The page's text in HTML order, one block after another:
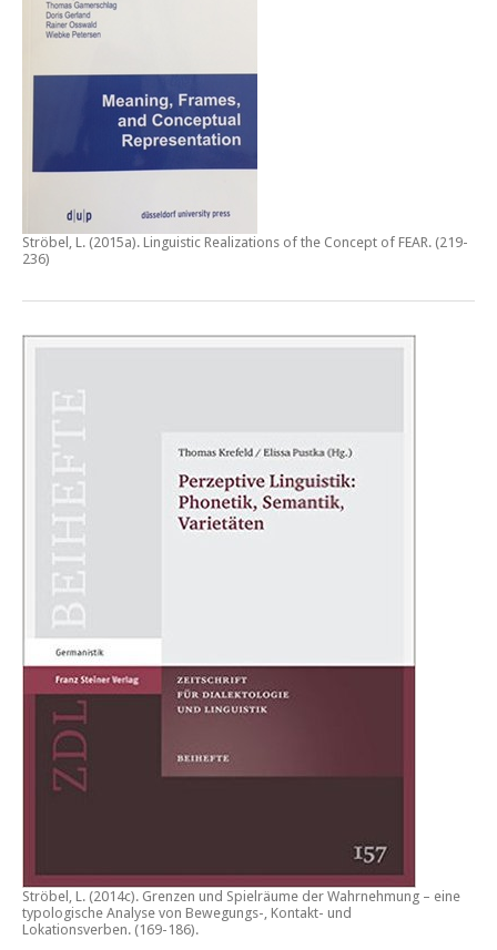
Ströbel, L. (2015a). Linguistic Realizations of the Concept of FEAR. (219-
236)
Ströbel, L. (2014c). Grenzen und Spielräume der Wahrnehmung – eine
typologische Analyse von Bewegungs-, Kontakt- und
Lokationsverben. (169-186).